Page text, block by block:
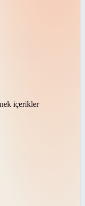
içerikler